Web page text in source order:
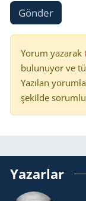
Gönder
Yorum yazarak
bulunuyor ve
Yazılan
şekilde
Yazarlar